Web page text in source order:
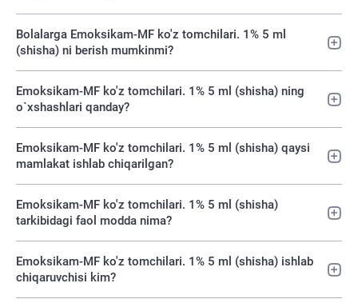
Bolalarga Emoksikam-MF ko'z tomchilari. 1% 5 ml
(shisha) ni berish mumkinmi?
Emoksikam-MF ko'z tomchilari. 1% 5 ml (shisha) ning
o`xshashlari qanday?
Emoksikam-MF ko'z tomchilari. 1% 5 ml (shisha) qaysi
mamlakat ishlab chiqarilgan?
Emoksikam-MF ko'z tomchilari. 1% 5 ml (shisha)
tarkibidagi faol modda nima?
Emoksikam-MF ko'z tomchilari. 1% 5 ml (shisha) ishlab
chiqaruvchisi kim?